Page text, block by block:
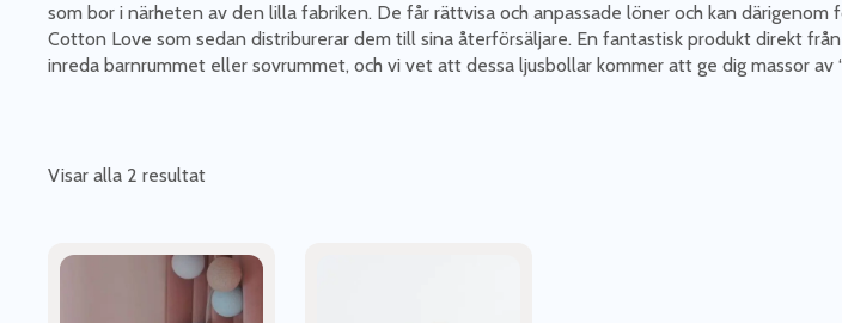
som bor i närheten av den lilla fabriken. De får rättvisa och anpassade löner och kan
Cotton Love som sedan distriburerar dem till sina återförsäljare. En fantastisk produkt direkt
inreda barnrummet eller sovrummet, och vi vet att dessa ljusbollar kommer att ge dig massor av
Visar alla 2 resultat
Den